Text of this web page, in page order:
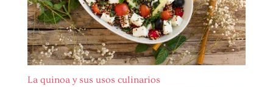
La quinoa y sus usos culinarios